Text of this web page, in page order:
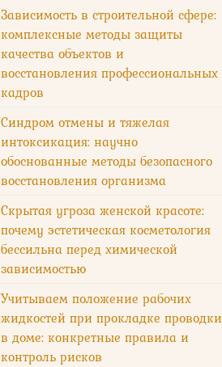
Зависимость в строительной сфере:
комплексные методы защиты
качества объектов и
восстановления профессиональных
кадров
Синдром отмены и тяжелая
интоксикация: научно
обоснованные методы безопасного
восстановления организма
Скрытая угроза женской красоте:
почему эстетическая косметология
бессильна перед химической
зависимостью
Учитываем положение рабочих
жидкостей при прокладке проводки
в доме: конкретные правила и
контроль рисков